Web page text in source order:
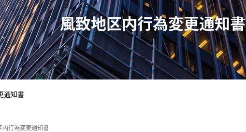
風致地区内行為変更通知書
通知書
内行為変更通知書